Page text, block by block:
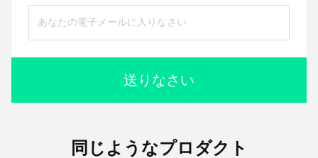
送りなさい
同じようなプロダクト